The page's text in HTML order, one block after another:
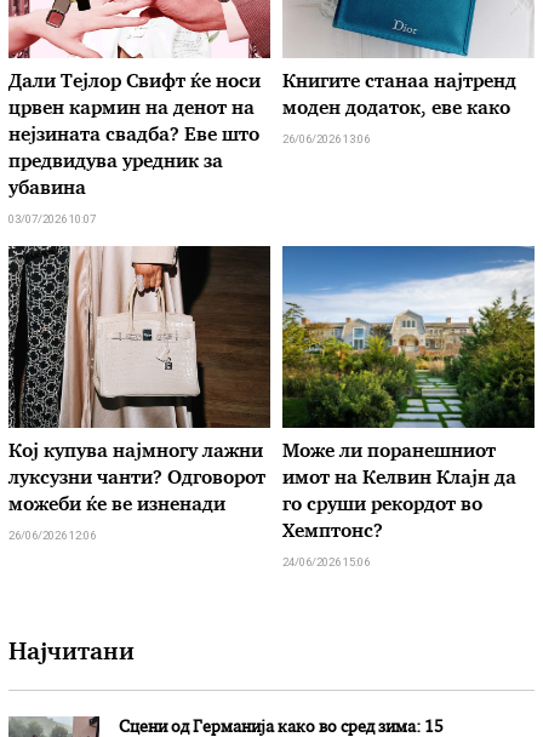
Дали Тејлор Свифт ќе носи
црвен кармин на денот на
нејзината свадба? Еве што
предвидува уредник за
убавина
03/07/2026 10:07
Книгите станаа најтренд
моден додаток, еве како
26/06/2026 13:06
Кој купува најмногу лажни
луксузни чанти? Одговорот
можеби ќе ве изненади
26/06/2026 12:06
Може ли поранешниот
имот на Келвин Клајн да
го сруши рекордот во
Хемптонс?
24/06/2026 15:06
Најчитани
Сцени од Германија како во сред зима: 15